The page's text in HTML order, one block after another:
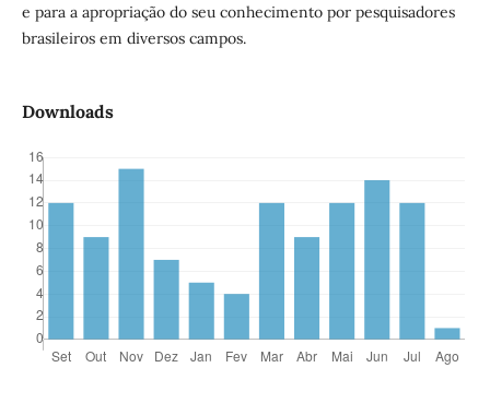
e para a apropriação do seu conhecimento por pesquisadores
brasileiros em diversos campos.
Downloads